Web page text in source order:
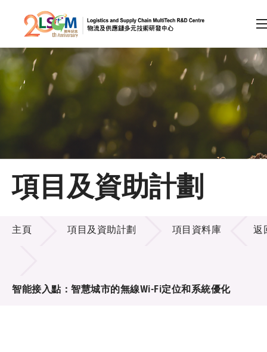
跳到內容（按回車鍵）
會員登入
A A EN 繁 简
主頁
關於LSCM
技術商品化
合作計劃
項目及資助計劃
項目及資助計劃
主頁 項目及資助計劃 項目資料庫
智能接入點：智慧城市的無線Wi-Fi定位和系統優化
返